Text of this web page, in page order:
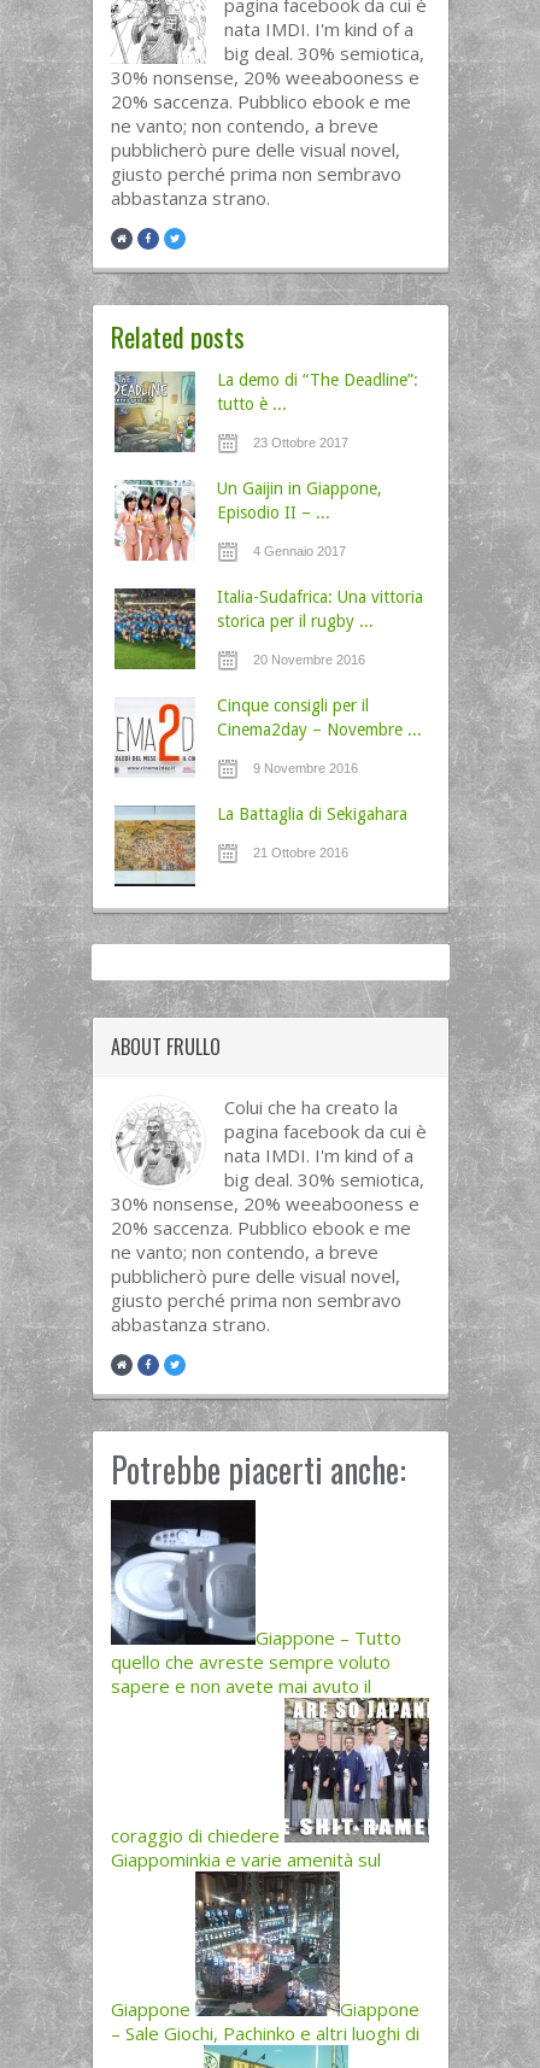
nata IMDI. I'm kind of a
big deal. 30% semiotica,
30% nonsense, 20% weeabooness e
20% saccenza. Pubblico ebook e me
ne vanto; non contendo, a breve
pubblicherò pure delle visual novel,
giusto perché prima non sembravo
abbastanza strano.
Related posts
La demo di “The Deadline”:
tutto è ...
23 Ottobre 2017
Un Gaijin in Giappone,
Episodio II – ...
4 Gennaio 2017
Italia-Sudafrica: Una vittoria
storica per il rugby ...
20 Novembre 2016
Cinque consigli per il
Cinema2day – Novembre ...
9 Novembre 2016
La Battaglia di Sekigahara
21 Ottobre 2016
ABOUT FRULLO
Colui che ha creato la
pagina facebook da cui è
nata IMDI. I'm kind of a
big deal. 30% semiotica,
30% nonsense, 20% weeabooness e
20% saccenza. Pubblico ebook e me
ne vanto; non contendo, a breve
pubblicherò pure delle visual novel,
giusto perché prima non sembravo
abbastanza strano.
Potrebbe piacerti anche:
Giappone – Tutto
quello che avreste sempre voluto
sapere e non avete mai avuto il
coraggio di chiedere
Giappominkia e varie amenità sul
Giappone
Giappone
– Sale Giochi, Pachinko e altri luoghi di